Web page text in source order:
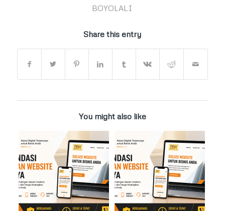
BOYOLALI
Share this entry
You might also like